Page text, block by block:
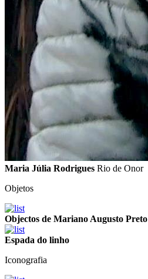
Maria Júlia Rodrigues Rio de Onor
Objetos
Objectos de Mariano Augusto Preto
Espada do linho
Iconografia